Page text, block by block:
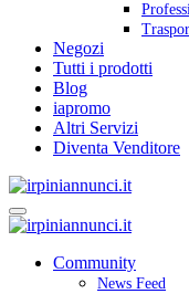
Negozi
Tutti i prodotti
Blog
iapromo
Altri Servizi
Diventa Venditore
Community
News Feed